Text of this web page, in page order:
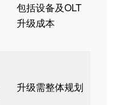
包括设备及OLT
升级成本
升级需整体规划